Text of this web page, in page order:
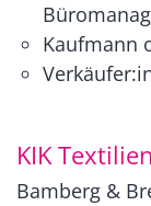
Kaufmann
KIK
Bamberg &